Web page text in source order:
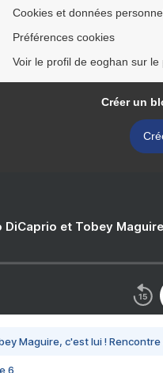
Cookies et données
Préférences cookies
Voir le profil de eoghan sur le
Créer un
DiCaprio et Tobey
Maguire, c'est lui !
6